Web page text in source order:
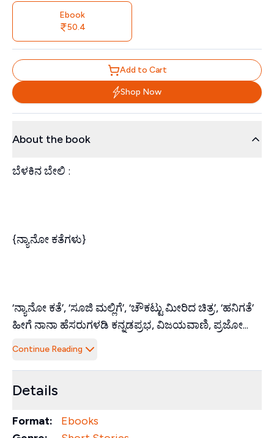
Ebook
50.4
Add to Cart
Shop Now
About the book
ಬೆಳಕಿನ ಬೇಲಿ :
{ನ್ಯಾನೋ ಕತೆಗಳು}
‘ನ್ಯಾನೋ ಕತೆ’, ‘ಸೂಜಿ ಮಲ್ಲಿಗೆ’, ‘ಚೌಕಟ್ಟು ಮೀರಿದ ಚಿತ್ರ’, ‘ಹನಿಗತೆ’
ಹೀಗೆ ನಾನಾ ಹೆಸರುಗಳಡಿ ಕನ್ನಡಪ್ರಭ, ವಿಜಯವಾಣಿ, ಪ್ರಜೋ...
Continue Reading
Details
Format:
Ebooks